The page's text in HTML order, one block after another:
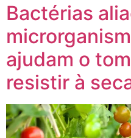
Bactérias
ajudam o
resistir à